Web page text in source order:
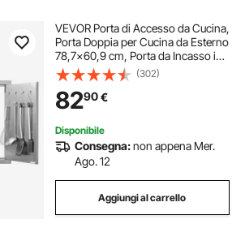
VEVOR Porta di Accesso da Cucina,
Porta Doppia per Cucina da Esterno
78,7x60,9 cm, Porta da Incasso in
Acciaio Inox con Maniglie e Ganci,
per Isola BBQ, Stazione per Grigliate
(302)
8290€
Disponibile
Consegna:non appena Mer.
Ago. 12
Aggiungi al carrello